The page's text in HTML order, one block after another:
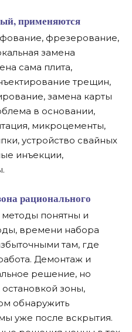
фрезерование,
замена
сама плита,
трещин,
замена карты
в основании,
микроцементы,
устройство свайных
инъекции,
понятны и
времени набора
там, где
Демонтаж и
решение, но
зоны,
обнаружить
уже после вскрытия.